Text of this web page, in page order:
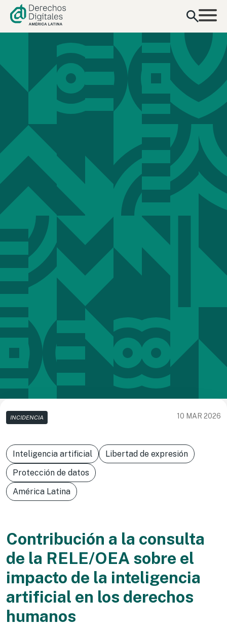
contenido
INCIDENCIA 10 MAR 2026
Inteligencia artificial
Libertad de expresión
Protección de datos
América Latina
Contribución a la consulta
de la RELE/OEA sobre el
impacto de la inteligencia
artificial en los derechos
humanos